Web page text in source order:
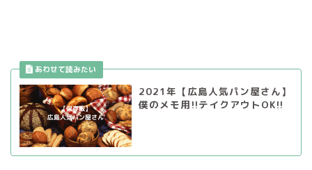
2021年【広島人気パン屋さん】
僕のメモ用!!テイクアウトOK!!